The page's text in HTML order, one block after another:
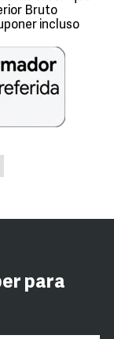
Bruto
incluso
para